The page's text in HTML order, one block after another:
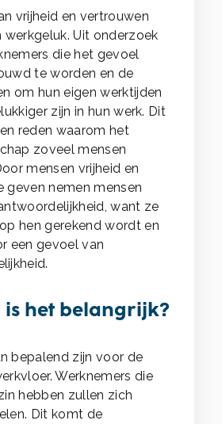
vrijheid en vertrouwen
werkgeluk. Uit onderzoek
die het gevoel
te worden en de
om hun eigen werktijden
zijn in hun werk. Dit
reden waarom het
zoveel mensen
mensen vrijheid en
geven nemen mensen
want ze
hen gerekend wordt en
een gevoel van
is het belangrijk?
bepalend zijn voor de
Werknemers die
hebben zullen zich
Dit komt de